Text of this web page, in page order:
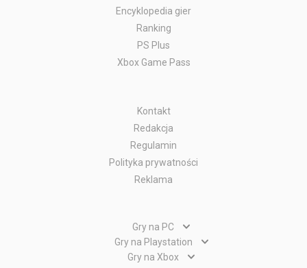
Encyklopedia gier
Ranking
PS Plus
Xbox Game Pass
Kontakt
Redakcja
Regulamin
Polityka prywatności
Reklama
Gry na PC
Gry PC
Gry WWW
Gry na Playstation
Gry PlayStation 5
Gry na Xbox